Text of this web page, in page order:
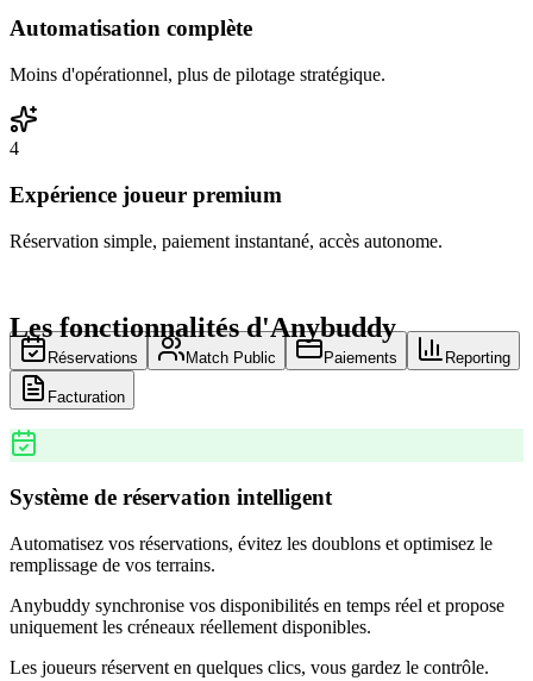
Automatisation complète
Moins d'opérationnel, plus de pilotage stratégique.
4
Expérience joueur premium
Réservation simple, paiement instantané, accès autonome.
Les fonctionnalités d'Anybuddy
Réservations Match Public Paiements Reporting
Facturation
Système de réservation intelligent
Automatisez vos réservations, évitez les doublons et optimisez le
remplissage de vos terrains.
Anybuddy synchronise vos disponibilités en temps réel et propose
uniquement les créneaux réellement disponibles.
Les joueurs réservent en quelques clics, vous gardez le contrôle.